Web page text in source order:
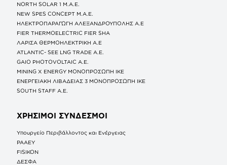
NORTH SOLAR 1 M.Α.Ε.
NEW SPES CONCEPT Μ.Α.Ε.
ΗΛΕΚΤΡΟΠΑΡΑΓΩΓΗ ΑΛΕΞΑΝΔΡΟΥΠΟΛΗΣ A.E
FIER THERMOELECTRIC FIER SHA
ΛΑΡΙΣΑ ΘΕΡΜΟΗΛΕΚΤΡΙΚΗ A.E
ATLANTIC- SEE LNG TRADE A.E.
GAIO PHOTOVOLTAIC Α.Ε.
MINING X ENERGY ΜΟΝΟΠΡΟΣΩΠΗ ΙΚΕ
ΕΝΕΡΓΕΙΑΚΗ ΛΙΒΑΔΕΙΑΣ 3 ΜΟΝΟΠΡΟΣΩΠΗ ΙΚΕ
SOUTH STAFF Α.Ε.
ΧΡΗΣΙΜΟΙ ΣΥΝΔΕΣΜΟΙ
Υπουργείο Περιβάλλοντος και Ενέργειας
ΡΑΑΕΥ
FISIKON
ΔΕΣΦΑ